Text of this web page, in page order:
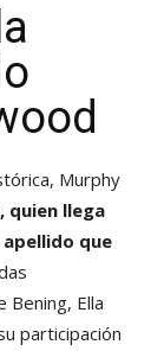
Murphy
quien llega
que
Ella
participación